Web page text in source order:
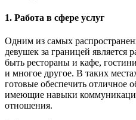
1. Работа в сфере услуг
Одним из самых
девушек за границей является
быть рестораны и кафе,
и многое другое. В таких
готовые обеспечить отличное
имеющие навыки
отношения.